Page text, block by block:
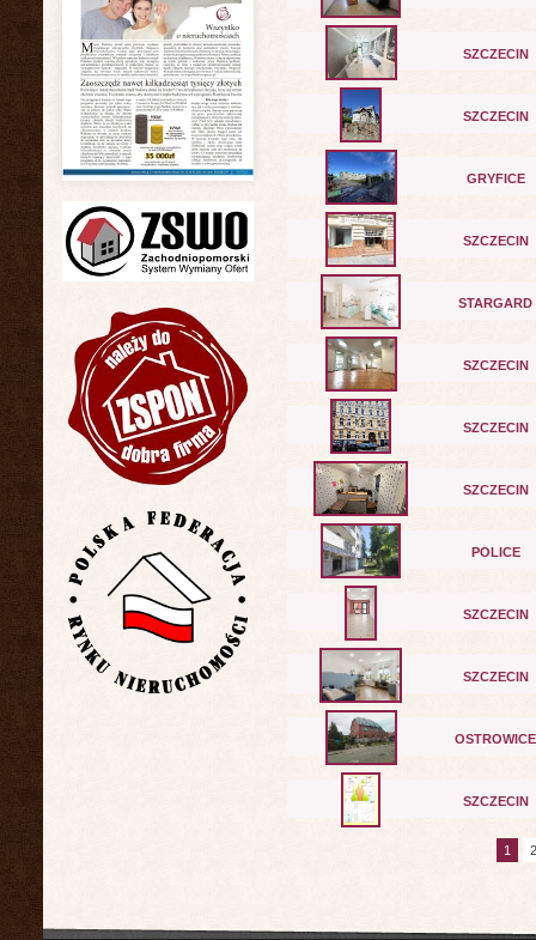
SZCZECIN
SZCZECIN
GRYFICE
SZCZECIN
STARGARD
SZCZECIN
SZCZECIN
SZCZECIN
POLICE
SZCZECIN
SZCZECIN
OSTROWICE
SZCZECIN
1 2